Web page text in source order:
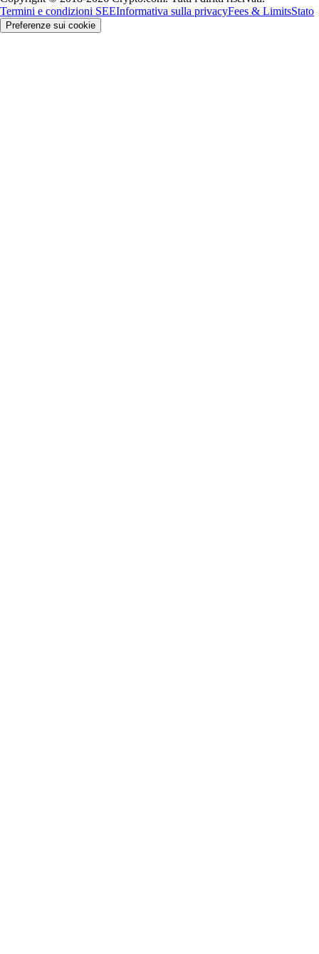
Termini e condizioni SEEInformativa sulla privacyFees & LimitsStato
Preferenze sui cookie